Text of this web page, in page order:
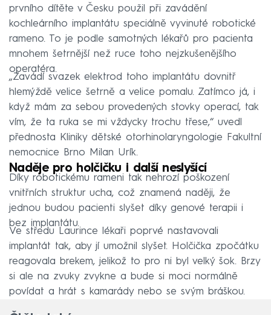
prvního dítěte v Česku použil při zavádění
kochleárního implantátu speciálně vyvinuté robotické
rameno. To je podle samotných lékařů pro pacienta
mnohem šetrnější než ruce toho nejzkušenějšího
operatéra.
„Zavádí svazek elektrod toho implantátu dovnitř
hlemýždě velice šetrně a velice pomalu. Zatímco já, i
když mám za sebou provedených stovky operací, tak
vím, že ta ruka se mi vždycky trochu třese,“ uvedl
přednosta Kliniky dětské otorhinolaryngologie Fakultní
nemocnice Brno Milan Urík.
Naděje pro holčičku i další neslyšící
Díky robotickému rameni tak nehrozí poškození
vnitřních struktur ucha, což znamená naději, že
jednou budou pacienti slyšet díky genové terapii i
bez implantátu.
Ve středu Laurince lékaři poprvé nastavovali
implantát tak, aby jí umožnil slyšet. Holčička zpočátku
reagovala brekem, jelikož to pro ni byl velký šok. Brzy
si ale na zvuky zvykne a bude si moci normálně
povídat a hrát s kamarády nebo se svým bráškou.